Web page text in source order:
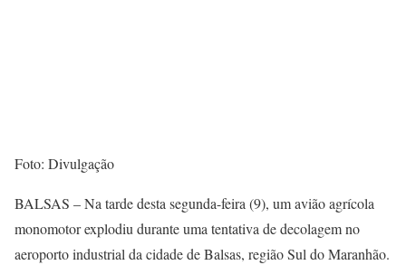
Foto: Divulgação
BALSAS – Na tarde desta segunda-feira (9), um avião agrícola
monomotor explodiu durante uma tentativa de decolagem no
aeroporto industrial da cidade de Balsas, região Sul do Maranhão.